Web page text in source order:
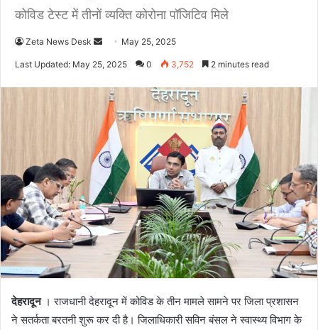
कोविड टेस्ट में तीनों व्यक्ति कोरोना पॉजिटिव मिले
Zeta News Desk
a
n
e
m
a
l
May 25, 2025
Last Updated: May 25, 2025 0 3,752 2 minutes read
देहरादून। राजधानी देहरादून में कोविड के तीन मामले सामने पर जिला प्रशासन
ने सतर्कता बरतनी शुरू कर दी है। जिलाधिकारी सविन बंसल ने स्वास्थ्य विभाग के